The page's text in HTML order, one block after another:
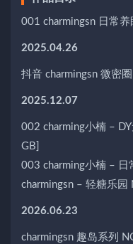
001 charmingsn 日常
2025.04.26
抖音 charmingsn 微密
2025.12.07
002 charming小楠 –
GB]
003 charming小楠 –
charmingsn – 轻糖乐
2026.06.23
charmingsn 趣岛系列